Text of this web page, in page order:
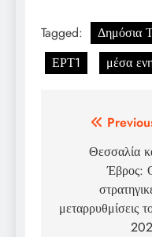
Tagged: Δημόσια
ΕΡΤ1
μέσα
Post
navigation
Θεσσαλία
Έβρος:
μεταρρυθμίσεις